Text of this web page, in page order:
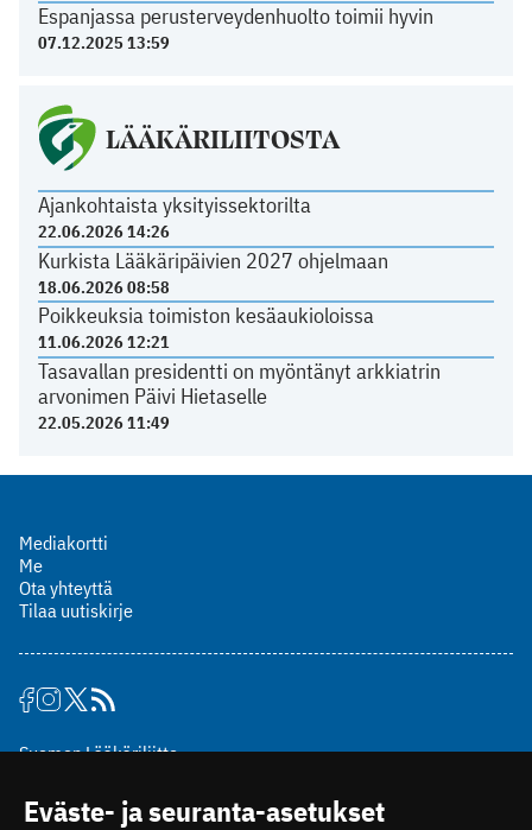
Espanjassa perusterveydenhuolto toimii hyvin
07.12.2025 13:59
LÄÄKÄRILIITOSTA
Ajankohtaista yksityissektorilta
22.06.2026 14:26
Kurkista Lääkäripäivien 2027 ohjelmaan
18.06.2026 08:58
Poikkeuksia toimiston kesäaukioloissa
11.06.2026 12:21
Tasavallan presidentti on myöntänyt arkkiatrin
arvonimen Päivi Hietaselle
22.05.2026 11:49
Mediakortti
Me
Ota yhteyttä
Tilaa uutiskirje
Suomen Lääkäriliitto
00510 Helsinki
Eväste- ja seuranta-asetukset